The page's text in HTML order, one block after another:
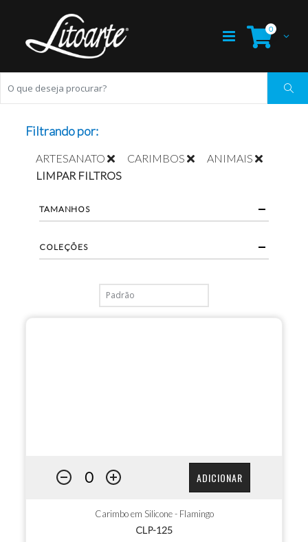
0
ADICIONAR
Carimbo em Silicone - Flamingo
CLP-125
Filtrando por:
ARTESANATO CARIMBOS
ANIMAIS
LIMPAR FILTROS
TAMANHOS
COLEÇÕES